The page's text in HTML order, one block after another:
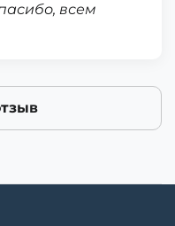
всем